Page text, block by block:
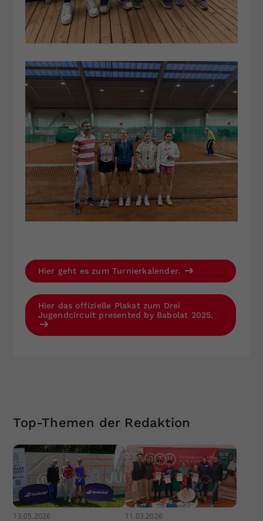
Hier geht es zum Turnierkalender.
Hier das offizielle Plakat zum Drei
Jugendcircuit presented by Babolat 2025.
Top-Themen der Redaktion
13.05.2026 11.03.2026